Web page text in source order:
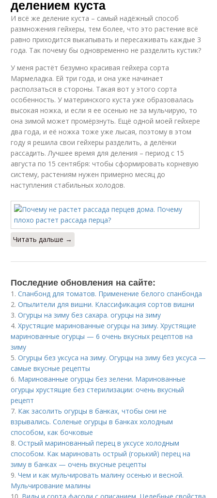
делением куста
И всё же деление куста – самый надёжный способ
размножения гейхеры, тем более, что это растение всё
равно приходится выкапывать и пересаживать каждые 3
года. Так почему бы одновременно не разделить кустик?
У меня растёт безумно красивая гейхера сорта
Мармеладка. Ей три года, и она уже начинает
расползаться в стороны. Такая вот у этого сорта
особенность. У материнского куста уже образовалась
высокая ножка, и если я ее осенью не за мульчирую, то
она зимой может промёрзнуть. Ещё одной моей гейхере
два года, и её ножка тоже уже лысая, поэтому в этом
году я решила свои гейхеры разделить, а делёнки
рассадить. Лучшее время для деления – период с 15
августа по 15 сентября: чтобы сформировать корневую
систему, растениям нужен примерно месяц до
наступления стабильных холодов.
Читать дальше →
Последние обновления на сайте:
1.Спанбонд для томатов. Применение белого спанбонда
2.Опылители для вишни. Классификация сортов вишни
3.Огурцы на зиму без сахара. огурцы на зиму
4.Хрустящие маринованные огурцы на зиму. Хрустящие
маринованные огурцы — 6 очень вкусных рецептов на
зиму
5.Огурцы без уксуса на зиму. Огурцы на зиму без уксуса —
самые вкусные рецепты
6. Маринованные огурцы без зелени. Маринованные
огурцы хрустящие без стерилизации: очень вкусный
рецепт
7. Как засолить огурцы в банках, чтобы они не
взрывались. Соленые огурцы в банках холодным
способом, как бочковые
8.Острый маринованный перец в уксусе холодным
способом. Как мариновать острый (горький) перец на
зиму в банках — очень вкусные рецепты
9.Чем и как мульчировать малину осенью и весной.
Мульчирование малины
10. Виды и сорта фасоли с описанием. Целебные свойства